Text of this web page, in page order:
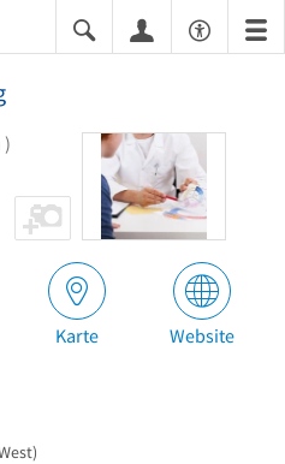
Karte Website